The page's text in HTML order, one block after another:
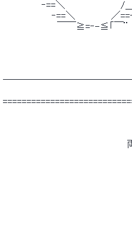
‐==＼　　　　　　　　 /＿　
‐==＼　　 　　　／==‐　
￣￣≧=‐-≦「￣¨ 　　￣}
_}　　　　
＿_}　　　　
__}　　　　
￣}　　　　
朦朧としていたや
両名。きちんと余さ
土壇場でこぼれ
だからこ